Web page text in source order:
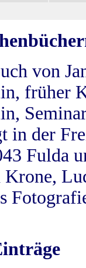
von
früher
in der
Fulda